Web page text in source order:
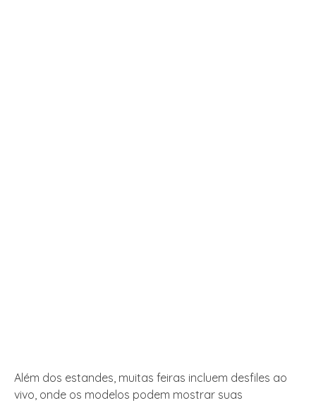
Além dos estandes, muitas feiras incluem desfiles ao
vivo, onde os modelos podem mostrar suas